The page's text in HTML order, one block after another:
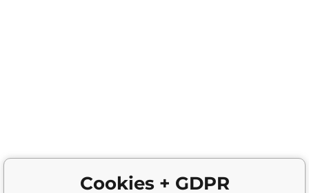
Cookies + GDPR